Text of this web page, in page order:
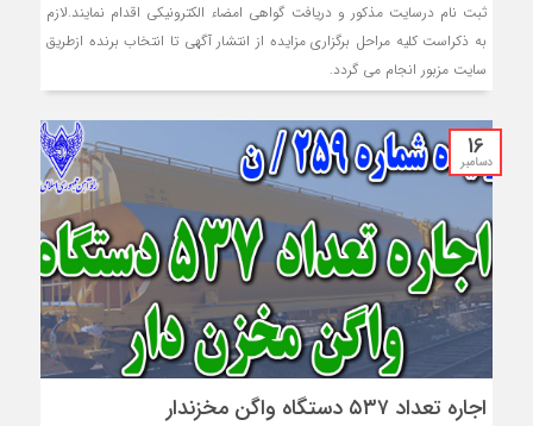
ثبت نام درسايت مذکور و دريافت گواهي امضاء الکترونيکي اقدام نمايند.لازم
به ذکراست کليه مراحل برگزاري مزایده از انتشار آگهی تا انتخاب برنده ازطريق
سايت مزبور انجام مي گردد.
16
دسامبر
اجاره تعداد ۵۳۷ دستگاه واگن مخزندار